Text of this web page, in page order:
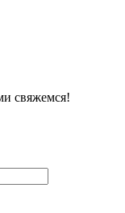
свяжемся!